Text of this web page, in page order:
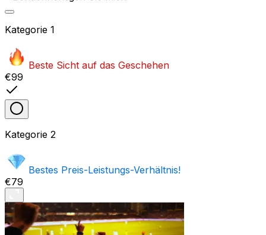
Kategorie 1
Beste Sicht auf das Geschehen
€99
Kategorie 2
Bestes Preis-Leistungs-Verhältnis!
€79